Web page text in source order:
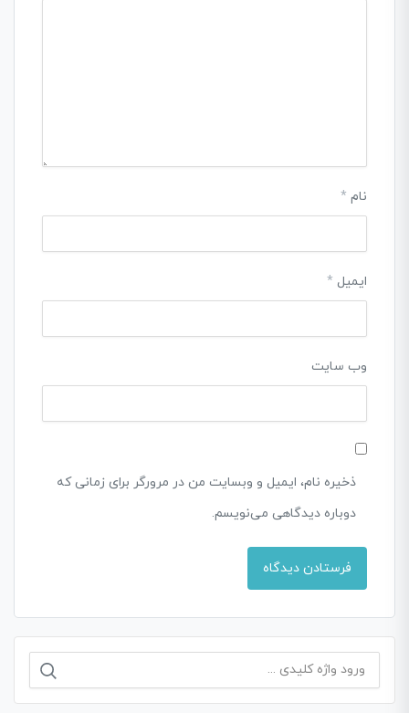
نام *
ایمیل *
وب‌ سایت
ذخیره نام، ایمیل و وبسایت من در مرورگر برای زمانی که
دوباره دیدگاهی می‌نویسم.
جستجو